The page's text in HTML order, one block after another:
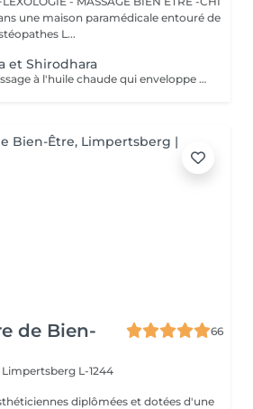
L...
et Shirodhara
L'Abhyanga est un massage à l'huile chaude qui enveloppe tout le corps. Au fil des gestes lents et continus, le corps se relâche, la respiration s'apaise, l'énergie circule à nouveau. C'est un moment où tout se dépose, où le système nerveux se calme et où l'on retrouve une sensation d'unité. Le Shirodhara prolonge ce voyage intérieur. Un filet d'huile chaude coule doucement sur le front, comme une invitation à lâcher le mental. Les pensées se posent, le stress se dissout, un calme profond s'installe, presque méditatif. Ensemble, Abhyanga et Shirodhara créent un soin de 2 h où le corps se détend, le corps se relâche et l'esprit retrouve de la clarté. Une expérience douce, rééquilibrante et profondément régénérante. Prévoir une serviette, tissus pour le retour, veillez a ne pas s'alimenter juste avant, Idéalement c'est un soin qui se pratique le soir
de Bien-
66
Limpertsberg L-1244
diplômées et dotées d'une